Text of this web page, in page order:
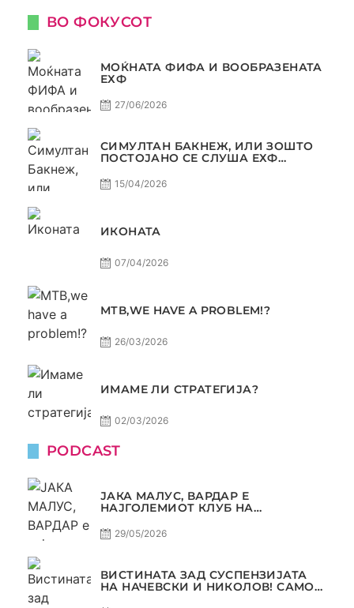
ВО ФОКУСОТ
МОЌНАТА ФИФА И ВООБРАЗЕНАТА
ЕХФ
27/06/2026
СИМУЛТАН БАКНЕЖ, ИЛИ ЗОШТО
ПОСТОЈАНО СЕ СЛУША ЕХФ
15/04/2026
ИКОНАТА
07/04/2026
МТВ,WE HAVE A PROBLEM!?
26/03/2026
ИМАМЕ ЛИ СТРАТЕГИЈА?
02/03/2026
PODCAST
ЈАКА МАЛУС, ВАРДАР Е
НАЈГОЛЕМИОТ КЛУБ НА
29/05/2026
ВИСТИНАТА ЗАД СУСПЕНЗИЈАТА
НА НАЧЕВСКИ И НИКОЛОВ! САМО